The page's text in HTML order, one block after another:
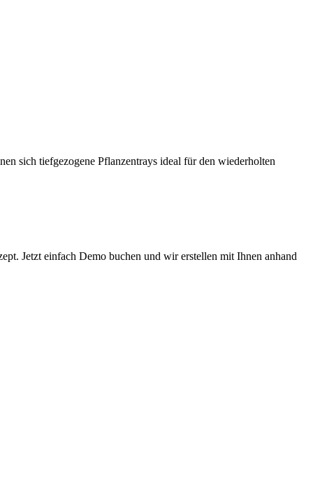
sich tiefgezogene Pflanzentrays ideal für den wiederholten
Jetzt einfach Demo buchen und wir erstellen mit Ihnen anhand